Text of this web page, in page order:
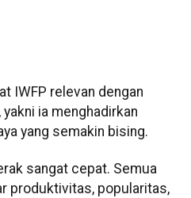
IWFP relevan dengan
ia menghadirkan
yang semakin bising.
sangat cepat. Semua
produktivitas, popularitas,